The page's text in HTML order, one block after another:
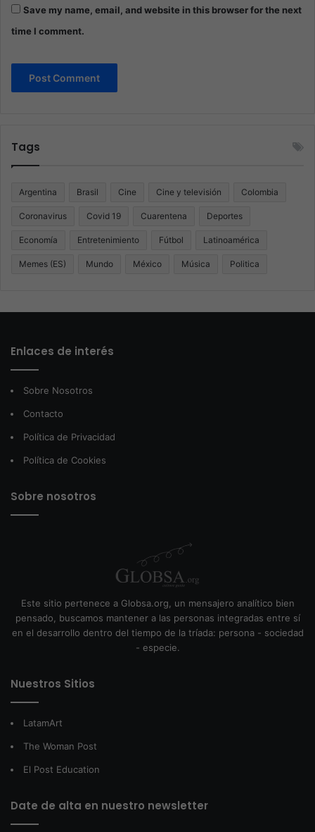
Save my name, email, and website in this browser for the next
time I comment.
Tags
Argentina Brasil Cine Cine y televisión Colombia
Coronavirus Covid 19 Cuarentena Deportes
Economía Entretenimiento Fútbol Latinoamérica
Memes (ES) Mundo México Música Politica
Enlaces de interés
Sobre Nosotros
Contacto
Política de Privacidad
Política de Cookies
Sobre nosotros
Este sitio pertenece a Globsa.org, un mensajero analítico bien
pensado, buscamos mantener a las personas integradas entre sí
en el desarrollo dentro del tiempo de la tríada: persona - sociedad
- especie.
Nuestros Sitios
LatamArt
The Woman Post
El Post Education
Date de alta en nuestro newsletter